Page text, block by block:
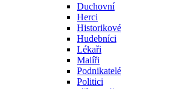
Duchovní
Herci
Historikové
Hudebníci
Lékaři
Malíři
Podnikatelé
Politici